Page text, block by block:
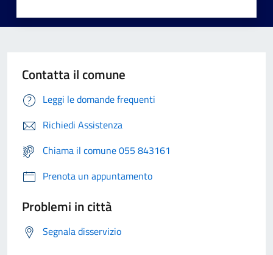
Contatta il comune
Leggi le domande frequenti
Richiedi Assistenza
Chiama il comune 055 843161
Prenota un appuntamento
Problemi in città
Segnala disservizio